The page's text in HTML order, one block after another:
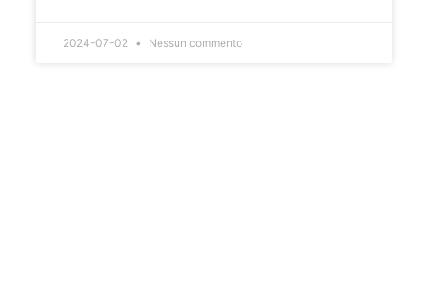
2024-07-02 Nessun commento